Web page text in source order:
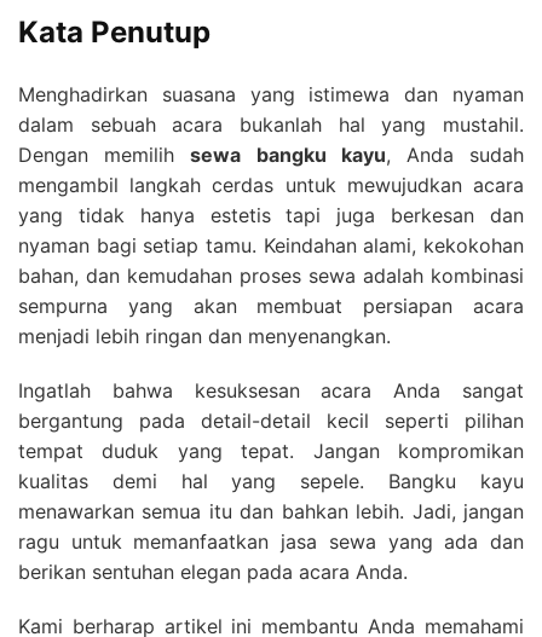
Kata Penutup
Menghadirkan suasana yang istimewa dan nyaman
dalam sebuah acara bukanlah hal yang mustahil.
Dengan memilihsewa bangku kayu, Anda sudah
mengambil langkah cerdas untuk mewujudkan acara
yang tidak hanya estetis tapi juga berkesan dan
nyaman bagi setiap tamu. Keindahan alami, kekokohan
bahan, dan kemudahan proses sewa adalah kombinasi
sempurna yang akan membuat persiapan acara
menjadi lebih ringan dan menyenangkan.
Ingatlah bahwa kesuksesan acara Anda sangat
bergantung pada detail-detail kecil seperti pilihan
tempat duduk yang tepat. Jangan kompromikan
kualitas demi hal yang sepele. Bangku kayu
menawarkan semua itu dan bahkan lebih. Jadi, jangan
ragu untuk memanfaatkan jasa sewa yang ada dan
berikan sentuhan elegan pada acara Anda.
Kami berharap artikel ini membantu Anda memahami